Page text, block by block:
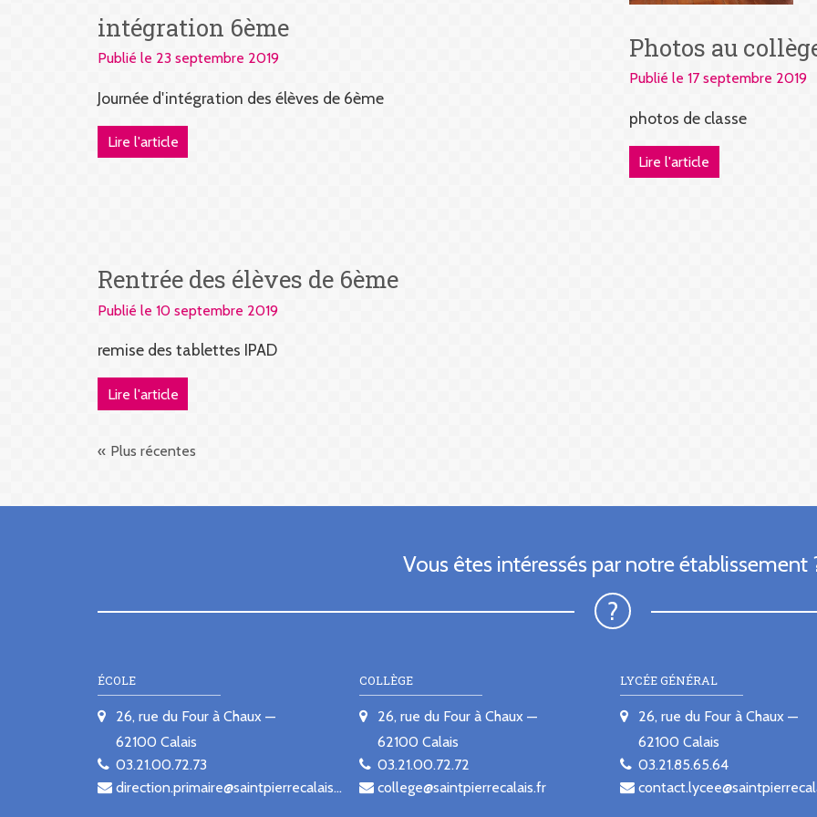
intégration 6ème
Publié le 23 septembre 2019
Journée d'intégration des élèves de 6ème
Lire l'article
Photos au
Publié le 17 septembre 2019
photos de classe
Lire l'article
Rentrée des élèves de 6ème
Publié le 10 septembre 2019
remise des tablettes IPAD
Lire l'article
Plus récentes
Vous êtes intéressés par notre établissement
ÉCOLE
26, rue du Four à Chaux
62100 Calais
03.21.00.72.73
direction.primaire@saintpierrecalais.fr
COLLÈGE
26, rue du Four à Chaux
62100 Calais
03.21.00.72.72
college@saintpierrecalais.fr
LYCÉE GÉNÉRAL
26, rue du Four à Chaux
62100 Calais
03.21.85.65.64